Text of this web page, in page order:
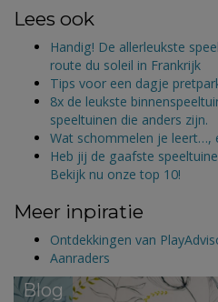
Lees ook
Handig! De allerleukste
route du soleil in Frankrijk
Tips voor een dagje
8x de leukste
speeltuinen die anders zijn.
Wat schommelen je leert…,
Heb jij de gaafste
Bekijk nu onze top 10!
Meer inpiratie
Ontdekkingen van
Aanraders
Blog